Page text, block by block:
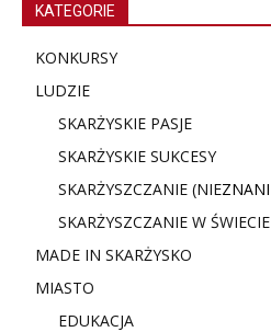
KATEGORIE
KONKURSY
LUDZIE
SKARŻYSKIE PASJE
SKARŻYSKIE SUKCESY
SKARŻYSZCZANIE (NIEZNANI
SKARŻYSZCZANIE W ŚWIECIE
MADE IN SKARŻYSKO
MIASTO
EDUKACJA